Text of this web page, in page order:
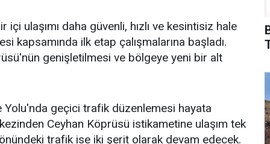
ulaşımı daha güvenli, hızlı ve kesintisiz hale
kapsamında ilk etap çalışmalarına başladı.
genişletilmesi ve bölgeye yeni bir alt
Yolu'nda geçici trafik düzenlemesi hayata
Ceyhan Köprüsü istikametine ulaşım tek
trafik ise iki şerit olarak devam edecek.